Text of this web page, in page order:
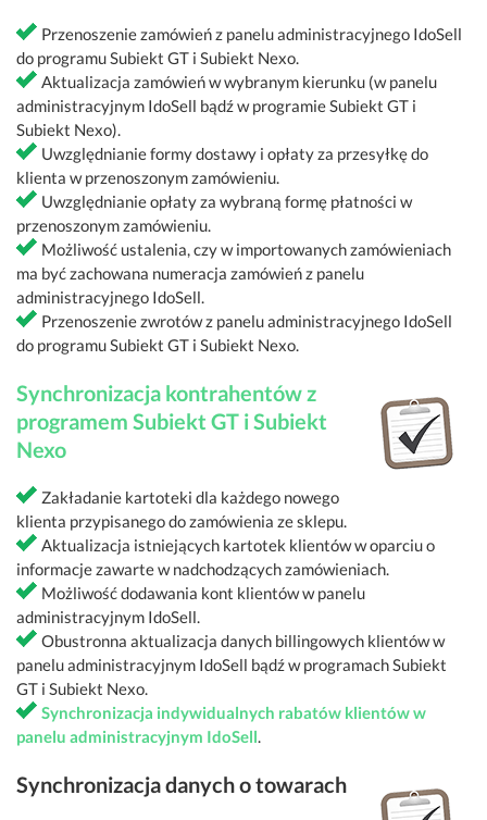
Przenoszenie zamówień z panelu administracyjnego IdoSell
do programu Subiekt GT i Subiekt Nexo.
Aktualizacja zamówień w wybranym kierunku (w panelu
administracyjnym IdoSell bądź w programie Subiekt GT i
Subiekt Nexo).
Uwzględnianie formy dostawy i opłaty za przesyłkę do
klienta w przenoszonym zamówieniu.
Uwzględnianie opłaty za wybraną formę płatności w
przenoszonym zamówieniu.
Możliwość ustalenia, czy w importowanych zamówieniach
ma być zachowana numeracja zamówień z panelu
administracyjnego IdoSell.
Przenoszenie zwrotów z panelu administracyjnego IdoSell
do programu Subiekt GT i Subiekt Nexo.
Synchronizacja kontrahentów z
programem Subiekt GT i Subiekt
Nexo
Zakładanie kartoteki dla każdego nowego
klienta przypisanego do zamówienia ze sklepu.
Aktualizacja istniejących kartotek klientów w oparciu o
informacje zawarte w nadchodzących zamówieniach.
Możliwość dodawania kont klientów w panelu
administracyjnym IdoSell.
Obustronna aktualizacja danych billingowych klientów w
panelu administracyjnym IdoSell bądź w programach Subiekt
GT i Subiekt Nexo.
Synchronizacja indywidualnych rabatów klientów w
panelu administracyjnym IdoSell.
Synchronizacja danych o towarach